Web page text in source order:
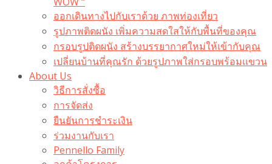
ออกเดินทางไปกับเราด้วย ภาพท่องเที่ยว
รูปภาพติดผนัง เพิ่มความสดใสให้กับพื้นที่ของคุณ
กรอบรูปติดผนัง สร้างบรรยากาศใหม่ให้เข้ากับคุณ
เปลี่ยนบ้านที่คุณรัก ด้วยรูปภาพใส่กรอบพร้อมแขวน​
About Us
วิธีการสั่งซื้อ
การจัดส่ง
ยืนยันการชำระเงิน
ร่วมงานกับเรา
Pennello Family